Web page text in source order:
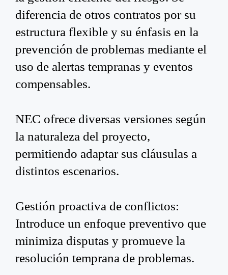
diferencia de otros contratos por su
estructura flexible y su énfasis en la
prevención de problemas mediante el
uso de alertas tempranas y eventos
compensables.
NEC ofrece diversas versiones según
la naturaleza del proyecto,
permitiendo adaptar sus cláusulas a
distintos escenarios.
Gestión proactiva de conflictos:
Introduce un enfoque preventivo que
minimiza disputas y promueve la
resolución temprana de problemas.